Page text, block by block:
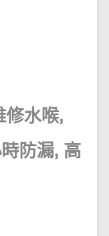
修水喉,
防漏, 高